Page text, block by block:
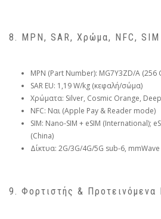
8. MPN, SAR, Χρώμα, NFC, SIM
MPN (Part Number): MG7Y3ZD/A (256
SAR EU: 1,19 W/kg (κεφαλή/σώμα)
Χρώματα: Silver, Cosmic Orange,
NFC: Ναι (Apple Pay & Reader mode)
SIM: Nano-SIM + eSIM (International);
(China)
Δίκτυα: 2G/3G/4G/5G sub-6,
9. Φορτιστής & Προτεινόμενα